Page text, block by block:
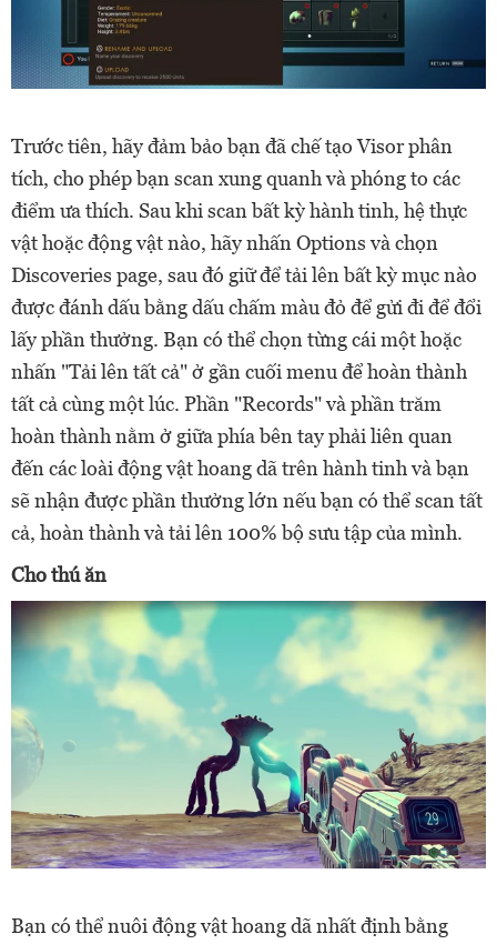
Trước tiên, hãy đảm bảo bạn đã chế tạo Visor phân
tích, cho phép bạn scan xung quanh và phóng to các
điểm ưa thích. Sau khi scan bất kỳ hành tinh, hệ thực
vật hoặc động vật nào, hãy nhấn Options và chọn
Discoveries page, sau đó giữ để tải lên bất kỳ mục nào
được đánh dấu bằng dấu chấm màu đỏ để gửi đi để đổi
lấy phần thưởng. Bạn có thể chọn từng cái một hoặc
nhấn "Tải lên tất cả" ở gần cuối menu để hoàn thành
tất cả cùng một lúc. Phần "Records" và phần trăm
hoàn thành nằm ở giữa phía bên tay phải liên quan
đến các loài động vật hoang dã trên hành tinh và bạn
sẽ nhận được phần thưởng lớn nếu bạn có thể scan tất
cả, hoàn thành và tải lên 100% bộ sưu tập của mình.
Cho thú ăn
Bạn có thể nuôi động vật hoang dã nhất định bằng